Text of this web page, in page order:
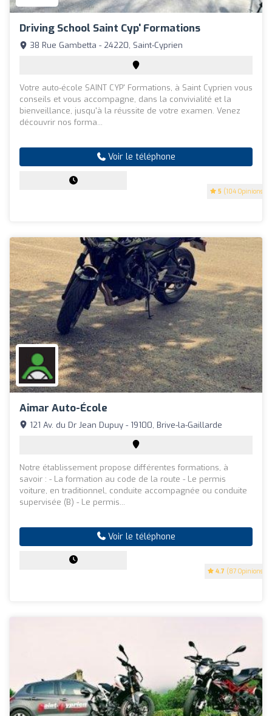
Driving School Saint Cyp' Formations
5 (104 Opinions)
38 Rue Gambetta - 24220, Saint-Cyprien
Votre auto-école SAINT CYP' Formations, à Saint Cyprien vous
conseils et vous accompagne, dans la convivialité et la
bienveillance, jusqu'à la réussite de votre examen. Venez
découvrir nos forma...
Voir le téléphone
Aimar Auto-École
4.7 (87 Opinions)
121 Av. du Dr Jean Dupuy - 19100, Brive-la-Gaillarde
Notre établissement propose différentes formations, à
savoir : - La formation au code de la route - Le permis
voiture, en traditionnel, conduite accompagnée ou conduite
supervisée (B) - Le permis...
Voir le téléphone